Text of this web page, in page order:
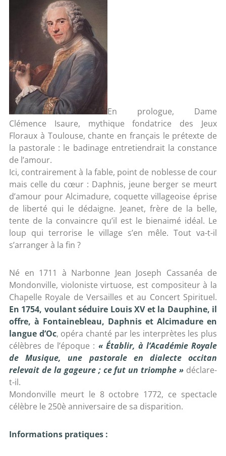
En prologue, Dame
Clémence Isaure, mythique fondatrice des Jeux
Floraux à Toulouse, chante en français le prétexte de
la pastorale : le badinage entretiendrait la constance
de l’amour.
Ici, contrairement à la fable, point de noblesse de cour
mais celle du cœur : Daphnis, jeune berger se meurt
d’amour pour Alcimadure, coquette villageoise éprise
de liberté qui le dédaigne. Jeanet, frère de la belle,
tente de la convaincre qu’il est le bienaimé idéal. Le
loup qui terrorise le village s’en mêle. Tout va-t-il
s’arranger à la fin ?
Né en 1711 à Narbonne Jean Joseph Cassanéa de
Mondonville, violoniste virtuose, est compositeur à la
Chapelle Royale de Versailles et au Concert Spirituel.
En 1754, voulant séduire Louis XV et la Dauphine, il
offre, à Fontainebleau, Daphnis et Alcimadure en
langue d’Oc, opéra chanté par les interprètes les plus
célèbres de l’époque : « Établir, à l’Académie Royale
de Musique, une pastorale en dialecte occitan
relevait de la gageure ; ce fut un triomphe» déclare-
t-il.
Mondonville meurt le 8 octobre 1772, ce spectacle
célèbre le 250è anniversaire de sa disparition.
Informations pratiques :